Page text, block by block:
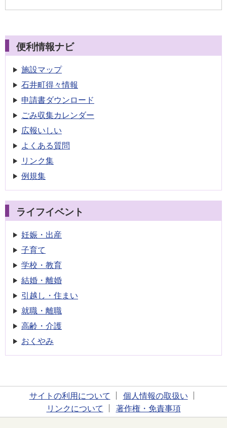
便利情報ナビ
施設マップ
石井町得々情報
申請書ダウンロード
ごみ収集カレンダー
広報いしい
よくある質問
リンク集
例規集
ライフイベント
妊娠・出産
子育て
学校・教育
結婚・離婚
引越し・住まい
就職・離職
高齢・介護
おくやみ
サイトの利用について
個人情報の取扱い
リンクについて
著作権・免責事項